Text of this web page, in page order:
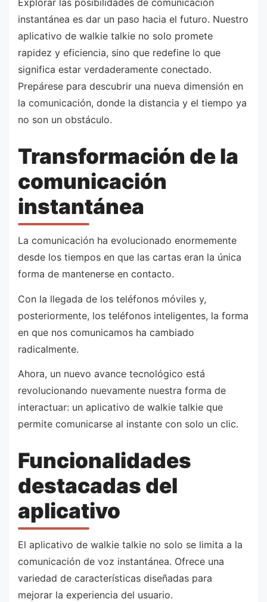
Explorar las posibilidades de comunicación
instantánea es dar un paso hacia el futuro. Nuestro
aplicativo de walkie talkie no solo promete
rapidez y eficiencia, sino que redefine lo que
significa estar verdaderamente conectado.
Prepárese para descubrir una nueva dimensión en
la comunicación, donde la distancia y el tiempo ya
no son un obstáculo.
Transformación de la
comunicación
instantánea
La comunicación ha evolucionado enormemente
desde los tiempos en que las cartas eran la única
forma de mantenerse en contacto.
Con la llegada de los teléfonos móviles y,
posteriormente, los teléfonos inteligentes, la forma
en que nos comunicamos ha cambiado
radicalmente.
Ahora, un nuevo avance tecnológico está
revolucionando nuevamente nuestra forma de
interactuar: un aplicativo de walkie talkie que
permite comunicarse al instante con solo un clic.
Funcionalidades
destacadas del
aplicativo
El aplicativo de walkie talkie no solo se limita a la
comunicación de voz instantánea. Ofrece una
variedad de características diseñadas para
mejorar la experiencia del usuario.